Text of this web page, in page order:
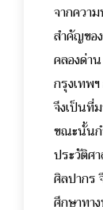
จากควา
สำคัญขอ
คลองด่า
กรุงเทพ
จึงเป็นที่
ขณะนั้นก
ประวัติศ
ศิลปากร
ศึกษาทา